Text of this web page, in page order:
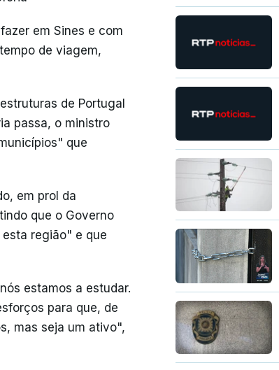
em Sines e com
de viagem,
de Portugal
passa, o ministro
que
em prol da
que o Governo
região" e que
estamos a estudar.
para que, de
mas seja um ativo",